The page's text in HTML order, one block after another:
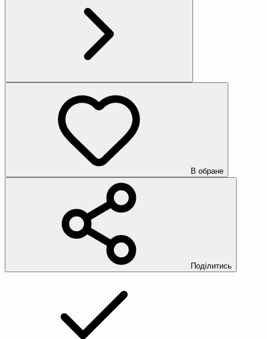
В обране
Поділитись